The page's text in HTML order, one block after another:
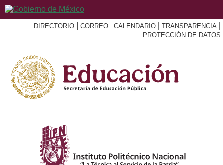
DIRECTORIO CORREO CALENDARIO TRANSPARENCIA
PROTECCIÓN DE DATOS